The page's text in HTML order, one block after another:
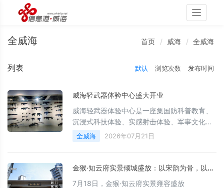
Toggle
全威海 首页 威海 全威海
列表 默认 浏览次数 发布时间
威海轻武器体验中心盛大开业
威海轻武器体验中心是一座集国防科普教育、
沉浸式科技体验、实感射击体验、军事文化传
播于一体的综合性多功能体验场馆。
全威海 2026年07月21日
金猴·知云府实景倾城盛放：以宋韵为骨，以匠心为魂，敬呈一席东方隐奢生活范本
7月18日，金猴·知云府实景雍容盛放